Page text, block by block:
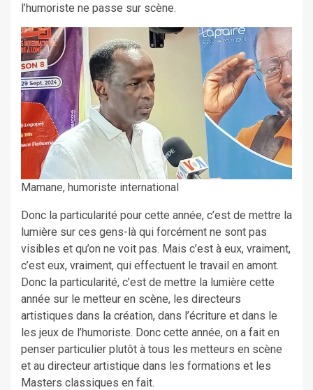
l’humoriste ne passe sur scène.
Mamane, humoriste international
Donc la particularité pour cette année, c’est de mettre la
lumière sur ces gens-là qui forcément ne sont pas
visibles et qu’on ne voit pas. Mais c’est à eux, vraiment,
c’est eux, vraiment, qui effectuent le travail en amont.
Donc la particularité, c’est de mettre la lumière cette
année sur le metteur en scène, les directeurs
artistiques dans la création, dans l’écriture et dans le
les jeux de l’humoriste. Donc cette année, on a fait en
penser particulier plutôt à tous les metteurs en scène
et au directeur artistique dans les formations et les
Masters classiques en fait.